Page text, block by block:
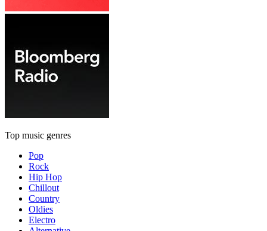
Top music genres
Pop
Rock
Hip Hop
Chillout
Country
Oldies
Electro